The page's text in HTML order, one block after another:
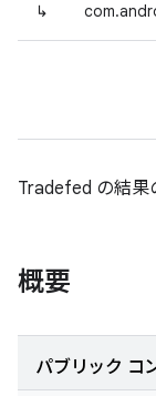
↳
Tradefed の結果
概要
パブリック コ